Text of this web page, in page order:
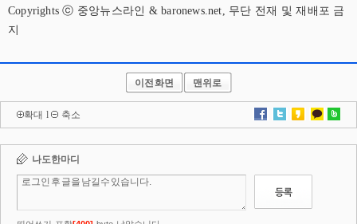
Copyrights ⓒ 중앙뉴스라인 & baronews.net, 무단 전재 및 재배포 금
지
이전화면 맨위로
확대 l 축소